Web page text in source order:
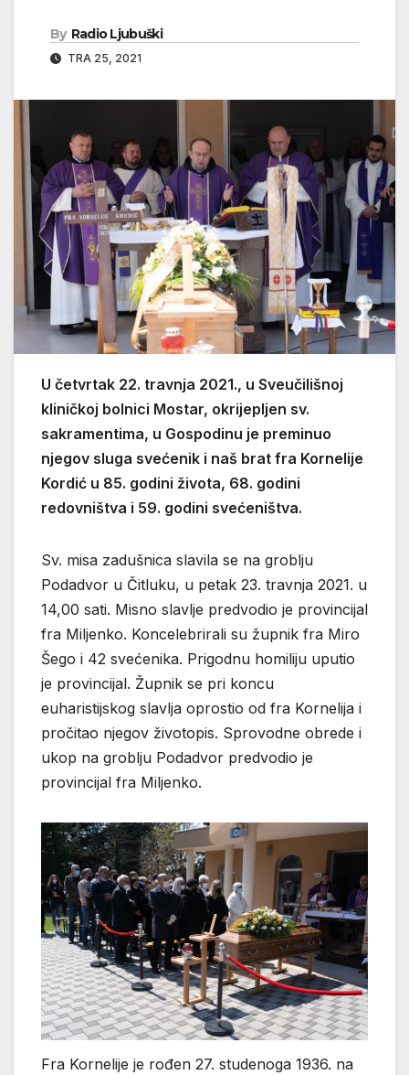
By Radio Ljubuški
TRA 25, 2021
U četvrtak 22. travnja 2021., u Sveučilišnoj
kliničkoj bolnici Mostar, okrijepljen sv.
sakramentima, u Gospodinu je preminuo
njegov sluga svećenik i naš brat fra Kornelije
Kordić u 85. godini života, 68. godini
redovništva i 59. godini svećeništva.
Sv. misa zadušnica slavila se na groblju
Podadvor u Čitluku, u petak 23. travnja 2021. u
14,00 sati. Misno slavlje predvodio je provincijal
fra Miljenko. Koncelebrirali su župnik fra Miro
Šego i 42 svećenika. Prigodnu homiliju uputio
je provincijal. Župnik se pri koncu
euharistijskog slavlja oprostio od fra Kornelija i
pročitao njegov životopis. Sprovodne obrede i
ukop na groblju Podadvor predvodio je
provincijal fra Miljenko.
Fra Kornelije je rođen 27. studenoga 1936. na